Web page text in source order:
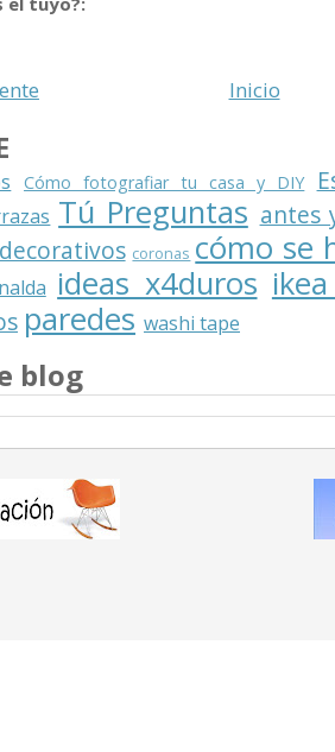
Inicio
Cómo fotografiar tu casa y DIY
Tú Preguntas antes
coronas cómo se
ideas x4duros
paredes washi tape
blog